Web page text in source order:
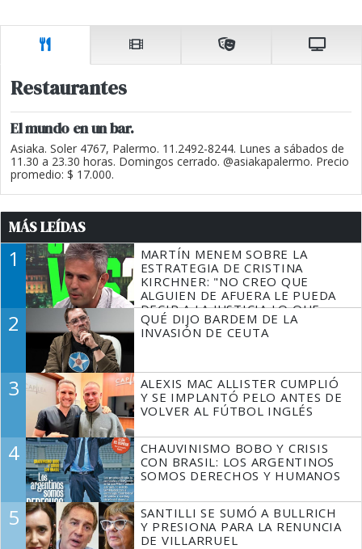
Restaurantes
El mundo en un bar.
Asiaka. Soler 4767, Palermo. 11.2492-8244. Lunes a sábados de
11.30 a 23.30 horas. Domingos cerrado. @asiakapalermo. Precio
promedio: $ 17.000.
MÁS LEÍDAS
1
MARTÍN MENEM SOBRE LA
ESTRATEGIA DE CRISTINA
KIRCHNER: "NO CREO QUE
ALGUIEN DE AFUERA LE PUEDA
DECIR A LA JUSTICIA LO QUE
TIENE QUE HACER"
2
QUÉ DIJO BARDEM DE LA
INVASIÓN DE CEUTA
3
ALEXIS MAC ALLISTER CUMPLIÓ
Y SE IMPLANTÓ PELO ANTES DE
VOLVER AL FÚTBOL INGLÉS
4
CHAUVINISMO BOBO Y CRISIS
CON BRASIL: LOS ARGENTINOS
SOMOS DERECHOS Y HUMANOS
5
SANTILLI SE SUMÓ A BULLRICH
Y PRESIONA PARA LA RENUNCIA
DE VILLARRUEL